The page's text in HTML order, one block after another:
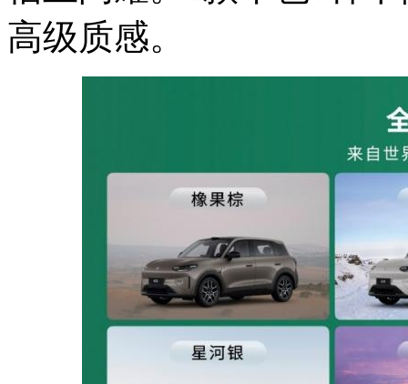
高级质感。